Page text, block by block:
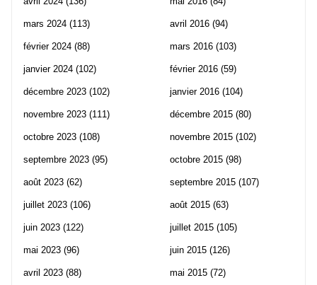
mars 2024 (113)
février 2024 (88)
janvier 2024 (102)
décembre 2023 (102)
novembre 2023 (111)
octobre 2023 (108)
septembre 2023 (95)
août 2023 (62)
juillet 2023 (106)
juin 2023 (122)
mai 2023 (96)
avril 2023 (88)
avril 2016 (94)
mars 2016 (103)
février 2016 (59)
janvier 2016 (104)
décembre 2015 (80)
novembre 2015 (102)
octobre 2015 (98)
septembre 2015 (107)
août 2015 (63)
juillet 2015 (105)
juin 2015 (126)
mai 2015 (72)